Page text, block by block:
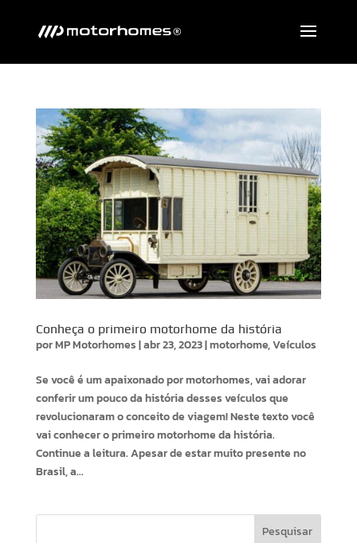
Conheça o primeiro motorhome da história
porMP Motorhomes|abr 23, 2023|motorhome,Veículos
Se você é um apaixonado por motorhomes, vai adorar
conferir um pouco da história desses veículos que
revolucionaram o conceito de viagem! Neste texto você
vai conhecer o primeiro motorhome da história.
Continue a leitura. Apesar de estar muito presente no
Brasil, a...